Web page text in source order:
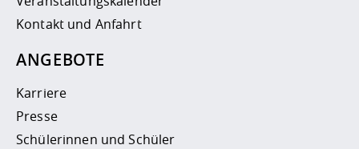
Kontakt und Anfahrt
ANGEBOTE
Karriere
Presse
Schülerinnen und Schüler